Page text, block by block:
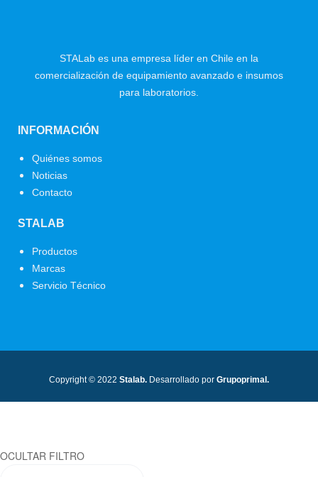
STALab es una empresa líder en Chile en la
comercialización de equipamiento avanzado e insumos
para laboratorios.
INFORMACIÓN
MenúQuiénes somos
Noticias
Contacto
STALAB
MenúProductos
Marcas
Servicio Técnico
Copyright © 2022 Stalab. Desarrollado por Grupoprimal.
OCULTAR FILTRO